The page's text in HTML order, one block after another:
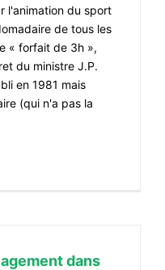
l'animation du sport
de tous les
« forfait de 3h »,
du ministre J.P.
en 1981 mais
(qui n'a pas la
dans